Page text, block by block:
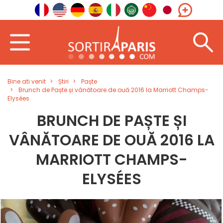
Bine ati venit Știri
Paște
Brunch de Paște și vânătoare de ouă 2016 la Marriott Champs-
Elysées
BRUNCH DE PAȘTE ȘI
VÂNĂTOARE DE OUĂ 2016 LA
MARRIOTT CHAMPS-
ELYSÉES